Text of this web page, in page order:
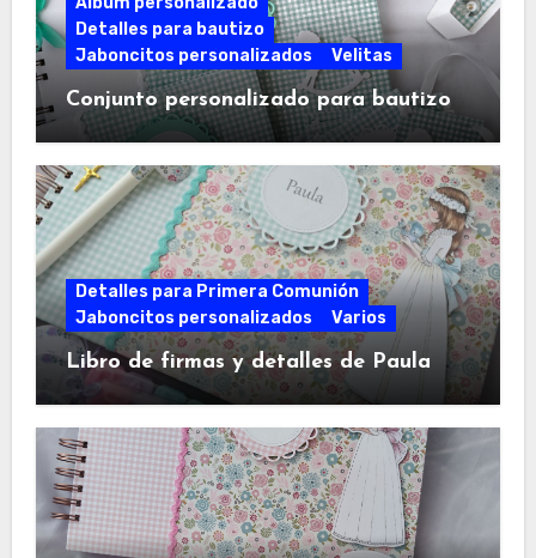
Detalles para bautizo
Jaboncitos personalizados
Velitas
Conjunto personalizado para bautizo
Detalles para Primera Comunión
Jaboncitos personalizados
Varios
Libro de firmas y detalles de Paula